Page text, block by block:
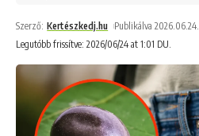
Legutóbb frissítve: 2026/06/24 at 1:01 DU.
Szerző: Kertészkedj.hu Publikálva 2026.06.24.